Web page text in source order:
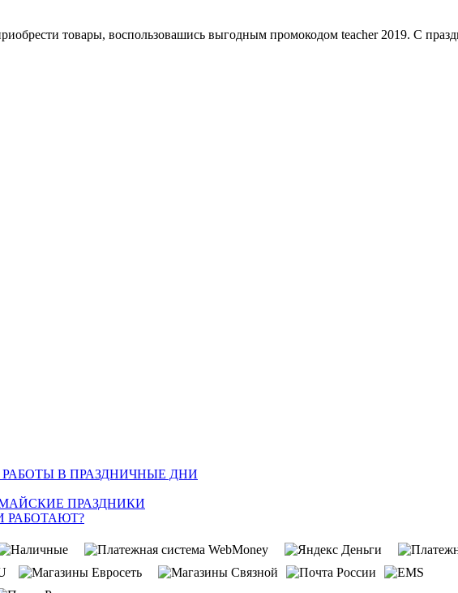
товары, воспользовашись выгодным промокодом teacher 2019. С
В ПРАЗДНИЧНЫЕ ДНИ
ПРАЗДНИКИ
РАБОТАЮТ?